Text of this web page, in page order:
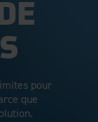
pour
que